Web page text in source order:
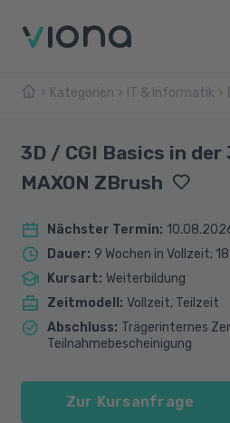
Kategorien IT & Informatik
3D / CGI Basics in
MAXON ZBrush
Nächster Termin:
Dauer: 9 Wochen in Vollzeit;
Kursart: Weiterbildung
Zeitmodell : Vollzeit, Teilzeit
Abschluss: Trägerinternes
Teilnahmebescheinigung
Zur Kursanfrage